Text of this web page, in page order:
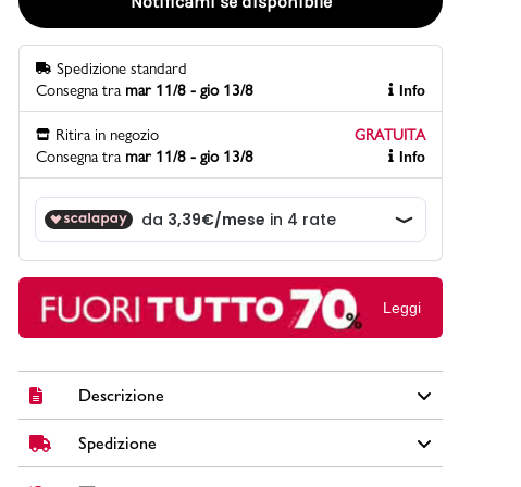
Scopri di più
PittaRosso
Gioco della scarpa al matrimonio e idee
divertenti con le calzature
Spedizione standard
Consegna tra mar 11/8 - gio 13/8 Info
Ritira in negozio
GRATUITA
Consegna tra mar 11/8 - gio 13/8 Info
Leggi
Descrizione
Portafoglio Lora Ferres in similpelle effetto trapuntato
colore rosso con chiusura con bottone, taschino
Spedizione